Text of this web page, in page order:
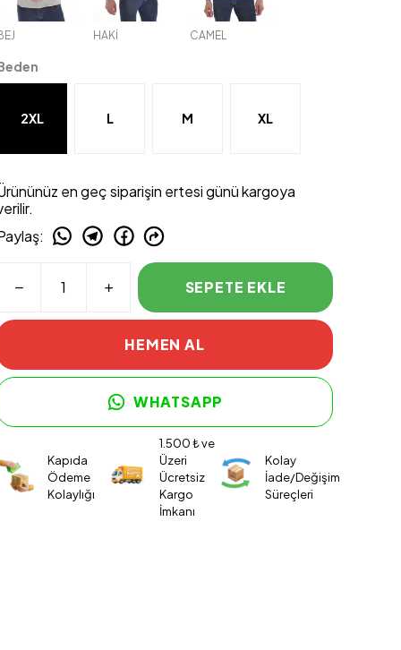
HAKİ CAMEL
2XL L M XL
en geç siparişin ertesi günü kargoya
:
SEPETE EKLE
HEMEN AL
WHATSAPP
Kapıda
Ödeme
Kolaylığı
1.500 ₺ ve
Üzeri
Ücretsiz
Kargo
İmkanı
Kolay
İade/Değişim
Süreçleri